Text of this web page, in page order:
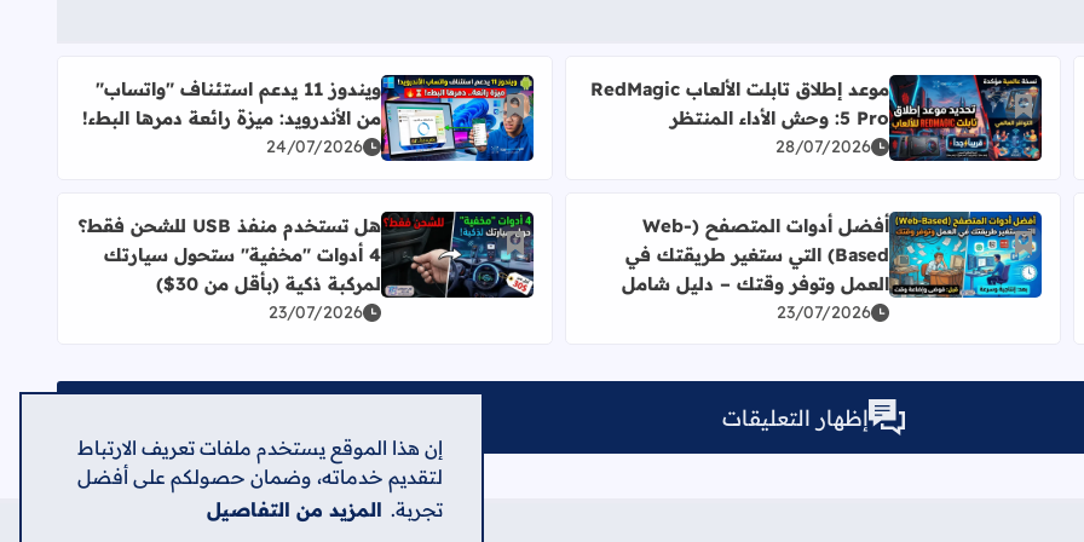
إن هذا الموقع يستخدم ملفات تعريف الارتباط
لتقديم خدماته، وضمان حصولكم على أفضل
تجربة. المزيد من التفاصيل
أضف إلى العلامات المرجعية
اقرأ المزيد عن موعد إطلاق تابلت الألعاب RedMagic 5 Pro: وحش الأداء المنتظر
موعد إطلاق تابلت الألعاب RedMagic
5 Pro: وحش الأداء المنتظر
28/07/2026
أضف إلى العلامات المرجعية
اقرأ المزيد عن ويندوز 11 يدعم استئناف "واتساب" من الأندرويد: ميزة رائعة دمرها البطء!
ويندوز 11 يدعم استئناف "واتساب"
من الأندرويد: ميزة رائعة دمرها البطء!
24/07/2026
أضف إلى العلامات المرجعية
اقرأ المزيد عن أفضل أدوات المتصفح (Web-Based) التي ستغير طريقتك في العمل وتوفر وقتك – دليل شامل
أفضل أدوات المتصفح (Web-
Based) التي ستغير طريقتك في
العمل وتوفر وقتك – دليل شامل
23/07/2026
أضف إلى العلامات المرجعية
اقرأ المزيد عن هل تستخدم منفذ USB للشحن فقط؟ 4 أدوات "مخفية" ستحول سيارتك لمركبة ذكية (بأقل من 30$)
هل تستخدم منفذ USB للشحن فقط؟
4 أدوات "مخفية" ستحول سيارتك
لمركبة ذكية (بأقل من 30$)
23/07/2026
إظهار التعليقات